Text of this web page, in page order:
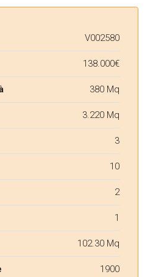
V002580
138.000€
380 Mq
3.220 Mq
3
10
2
1
102.30 Mq
1900